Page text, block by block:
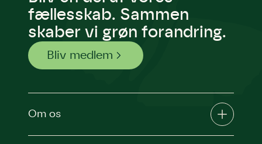
fællesskab. Sammen
skaber vi grøn forandring.
Bliv medlem
Om os
den.
Andet punkt
Humlebier bestøver effektivt
blomster og afgrøder i din have.